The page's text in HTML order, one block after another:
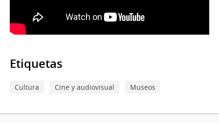
Etiquetas
Cultura Cine y audiovisual Museos